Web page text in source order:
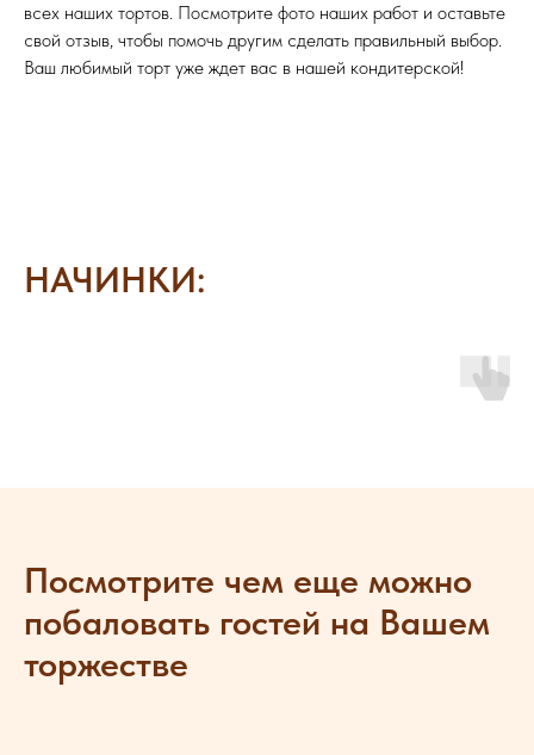
всех наших тортов. Посмотрите фото наших работ и оставьте
свой отзыв, чтобы помочь другим сделать правильный выбор.
Ваш любимый торт уже ждет вас в нашей кондитерской!
НАЧИНКИ:
Посмотрите чем еще можно
побаловать гостей на Вашем
торжестве